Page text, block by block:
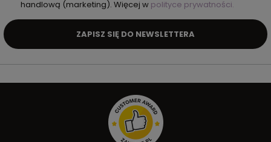
handlową (marketing). Więcej w polityce prywatności.
ZAPISZ SIĘ DO NEWSLETTERA